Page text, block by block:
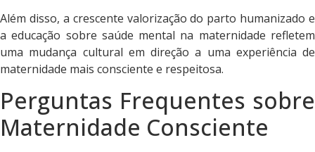
Além disso, a crescente valorização do parto humanizado e
a educação sobre saúde mental na maternidade refletem
uma mudança cultural em direção a uma experiência de
maternidade mais consciente e respeitosa.
Perguntas Frequentes sobre
Maternidade Consciente